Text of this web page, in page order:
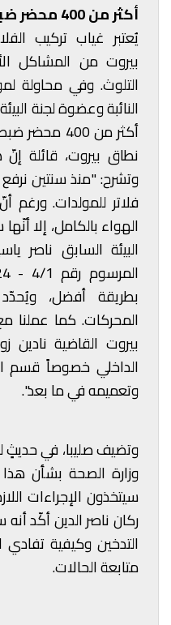
أكثر من 400 محضر ضبط
يُعتبر غياب تركيب
بيروت من المشاكل
التلوث. وفي محاولة
النائبة وعضوة لجنة
أكثر من
نطاق بيروت، قائلة إنّ
وتشرح: "منذ سنتين
فلاتر للمولدات. ورغم
الهواء بالكامل، إلا
البيئة السابق ناصر
بطريقة أفضل،
المحركات. كما عملنا
بيروت القاضية
الداخلي خصوصاً قسم
وتعميمه في ما بعد".
وزارة الصحة بشأن
سيتخذون الإجراءات
ركان ناصر الدين أكّد
التدخين وكيفية تفادي
متابعة الحالات.